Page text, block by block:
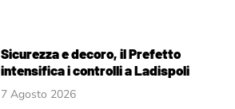
Sicurezza e decoro, il Prefetto
intensifica i controlli a Ladispoli
7 Agosto 2026